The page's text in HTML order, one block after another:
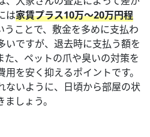
は家賃プラス10万～20万円程
うことで、敷金を多めに支払わ
いですが、退去時に支払う額を
た、ペットの爪や臭いの対策を
を安く抑えるポイントです。
ないように、日頃から部屋の状
しょう。